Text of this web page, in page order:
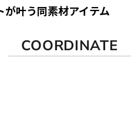
が叶う同素材アイテム
COORDINATE